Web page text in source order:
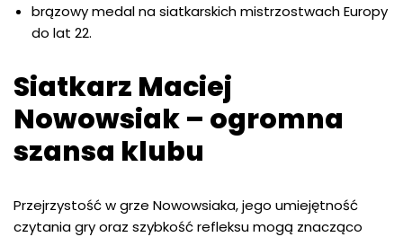
brązowy medal na siatkarskich mistrzostwach Europy
do lat 22.
Siatkarz Maciej
Nowowsiak – ogromna
szansa klubu
Przejrzystość w grze Nowowsiaka, jego umiejętność
czytania gry oraz szybkość refleksu mogą znacząco